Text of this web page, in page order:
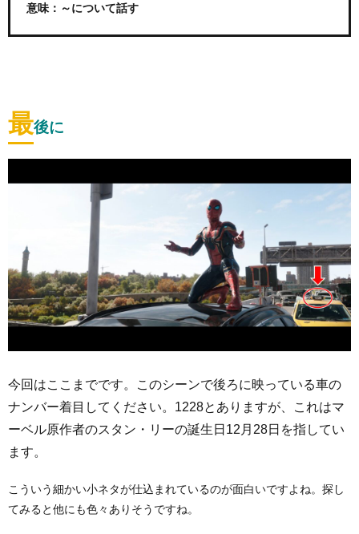
意味：～について話す
最後に
今回はここまでです。このシーンで後ろに映っている車の
ナンバー着目してください。1228とありますが、これはマ
ーベル原作者のスタン・リーの誕生日12月28日を指してい
ます。
こういう細かい小ネタが仕込まれているのが面白いですよね。探し
てみると他にも色々ありそうですね。